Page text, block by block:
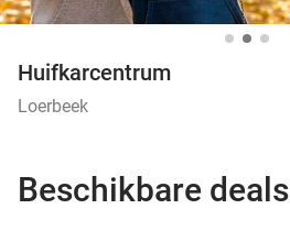
Huifkarcentrum
Loerbeek
Beschikbare deals